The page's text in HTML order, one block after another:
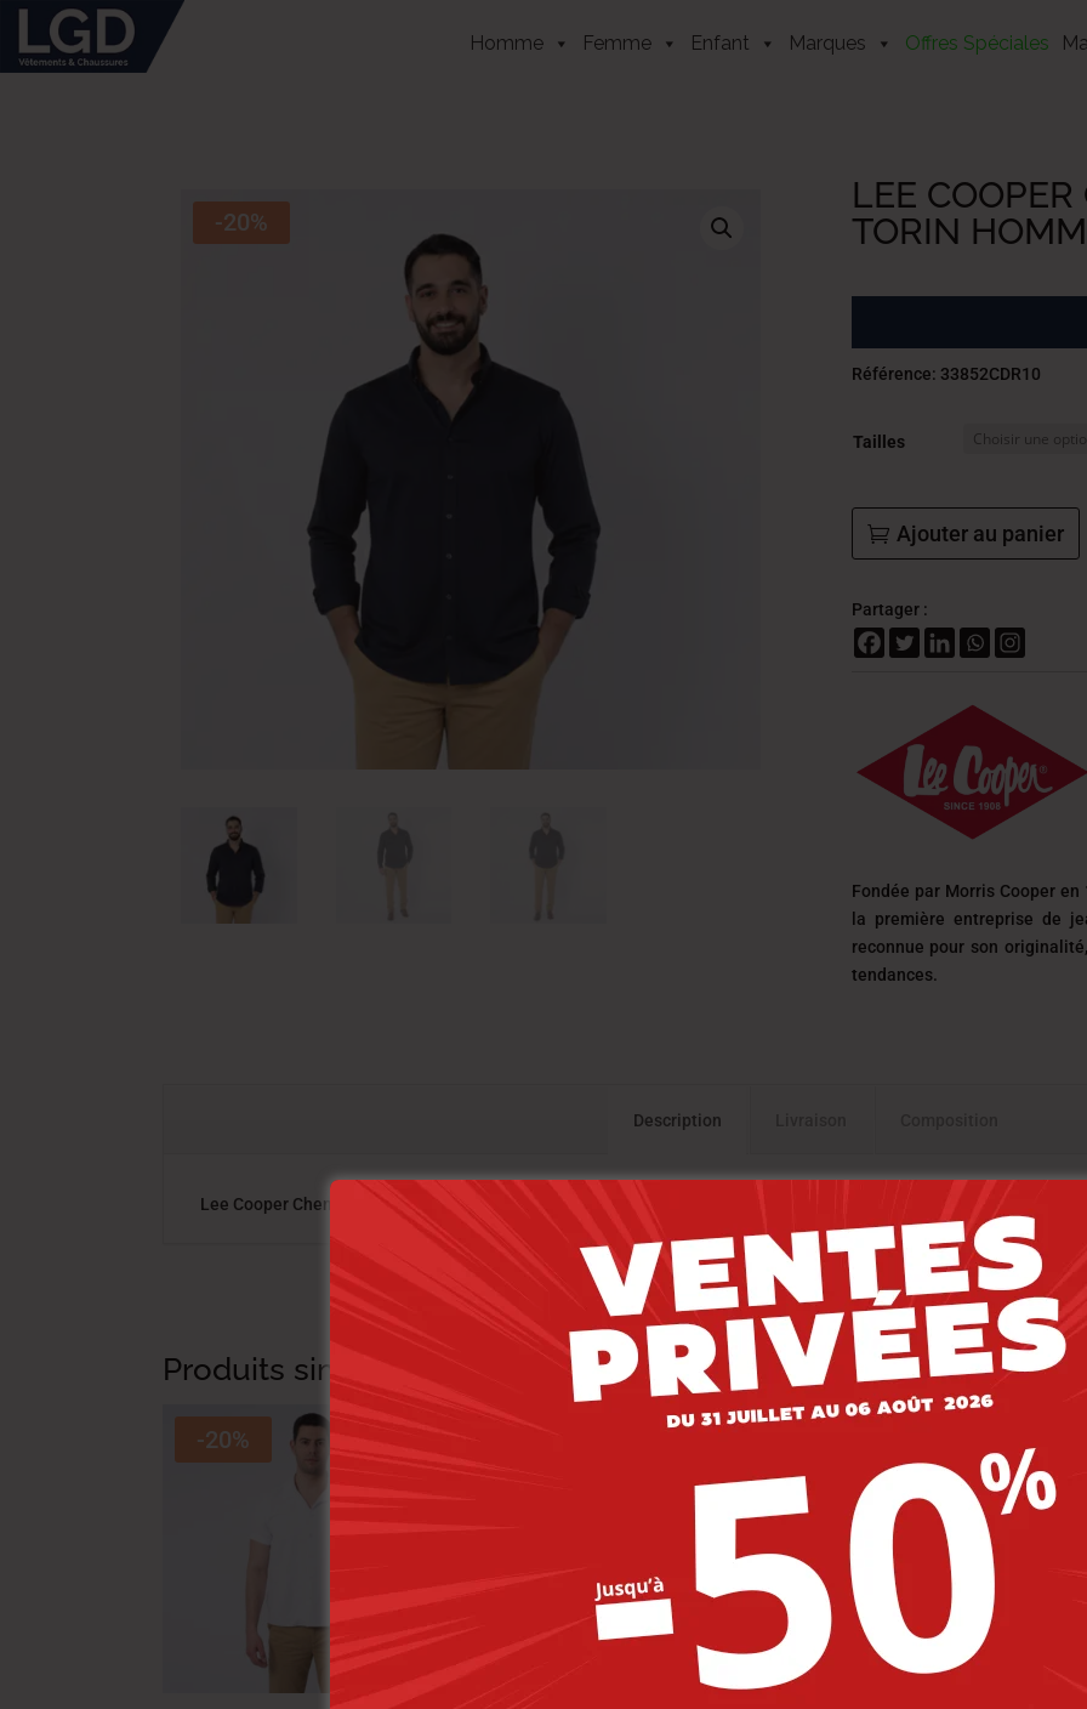
Homme Femme Enfant Marques Offres Spéciales
-20%
LEE
TORIN
Référence: 33852CDR10
Tailles
Ajouter au panier
Partager :
Fondée par Morris Cooper en
la première entreprise de
reconnue pour son
tendances.
Description
Lee Cooper Chemise Toile-52 Torin Homme ML Nat. , Couleur : Marine , FIT : Straight confort
Produits similaires
-20%